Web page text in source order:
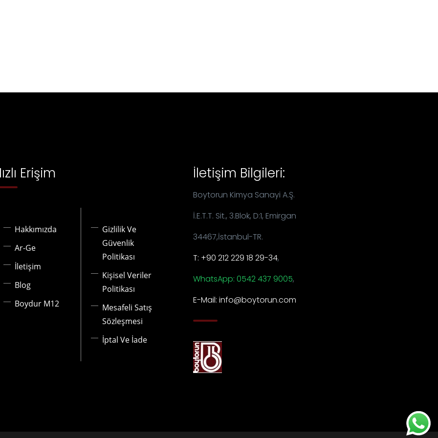
Erişim
Hakkımızda
Ar-Ge
İletişim
Blog
Boydur M12
Gizlilik Ve
Güvenlik
Politikası
Kişisel Veriler
Politikası
Mesafeli Satış
Sözleşmesi
İptal Ve İade
İletişim Bilgileri:
Boytorun Kimya Sanayi A.Ş.
İ.E.T.T. Sit., 3.Blok, D:1, Emirgan
34467,İstanbul-TR.
T: +90 212 229 18 29-34,
WhatsApp: 0542 437 9005,
E-Mail: info@boytorun.com